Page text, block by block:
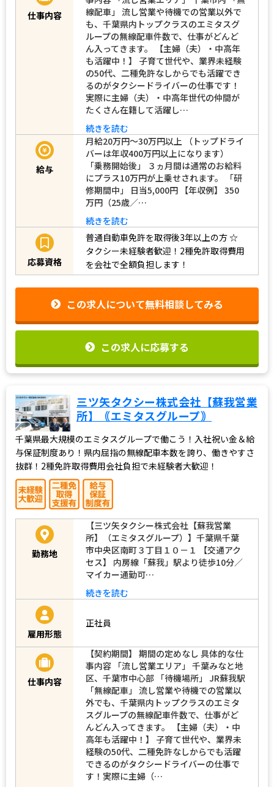
仕事内容
線配車」 流し営業や待機での営業以外で
も、千葉県内トップクラスのエミタスグ
ループの無線配車件数で、仕事がどんど
ん入ってきます。 【主婦（夫）・中高年
も活躍中！】 子育て世代や、業界未経験
の50代、二種免許なしからでも活躍でき
るのがタクシードライバーの仕事です！
実際に主婦（夫）・中高年世代の仲間が
たくさん在籍して活躍し…
続きを読む
給与
月給20万円～30万円以上 （トップドライ
バーは年収400万円以上になります）
「乗務開始後」 ３ヵ月間は通常のお給料
にプラス10万円が上乗せされます。 「研
修期間中」 日当5,000円 【年収例】 350
万円（25歳／…
続きを読む
応募資格
普通自動車免許を取得後3年以上の方☆
タクシー未経験者歓迎！2種免許取得費用
を会社で全額負担します！
この求人について無料相談してみる
この求人に応募する
三ツ矢タクシー株式会社【蘇我営業
所】｟エミタスグループ｠
千葉県最大規模のエミタスグループで働こう！入社祝い金＆給
与保証制度あり！県内屈指の無線配車本数を誇り、働きやすさ
抜群！2種免許取得費用会社負担で未経験者大歓迎！
勤務地
【三ツ矢タクシー株式会社【蘇我営業
所】（エミタスグループ）】千葉県千葉
市中央区南町３丁目１０－１ 【交通アク
セス】 内房線「蘇我」駅より徒歩10分／
マイカー通勤可…
続きを読む
雇用形態
正社員
仕事内容
【契約期間】 期間の定めなし 具体的な仕
事内容 「流し営業エリア」 千葉みなと地
区、千葉市中心部 「待機場所」 JR蘇我駅
「無線配車」 流し営業や待機での営業以
外でも、千葉県内トップクラスのエミタ
スグループの無線配車件数で、仕事がど
んどん入ってきます。 【主婦（夫）・中
高年も活躍中！】 子育て世代や、業界未
経験の50代、二種免許なしからでも活躍
できるのがタクシードライバーの仕事で
す！実際に主婦（…